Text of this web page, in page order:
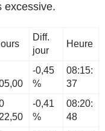
excessive.
Diff.
jour
Heure
-0,45
%
08:15:
37
-0,41
%
08:20:
48